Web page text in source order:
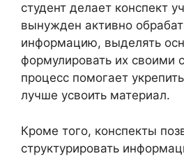
студент делает конспект
вынужден активно
информацию, выделять
формулировать их своими
процесс помогает
лучше усвоить материал.
Кроме того, конспекты
структурировать